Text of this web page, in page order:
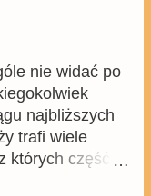
nie widać po
najbliższych
trafi wiele
których część